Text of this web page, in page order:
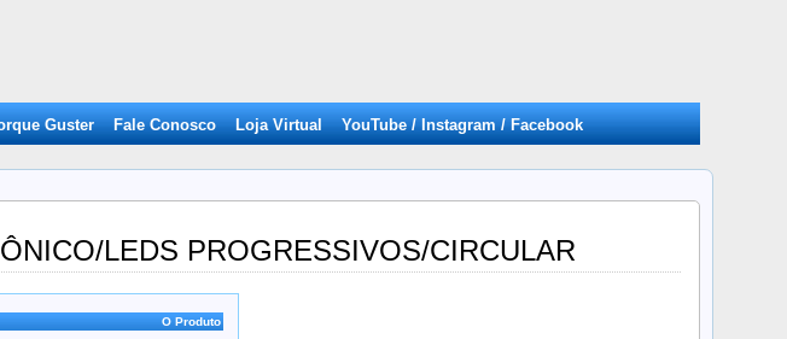
Guster Fale Conosco Loja Virtual YouTube / Instagram / Facebook
LEDS PROGRESSIVOS/CIRCULAR
O Produto